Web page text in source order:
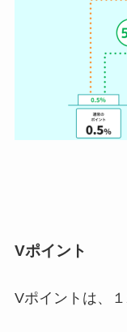
Vポイント
Vポイントは、